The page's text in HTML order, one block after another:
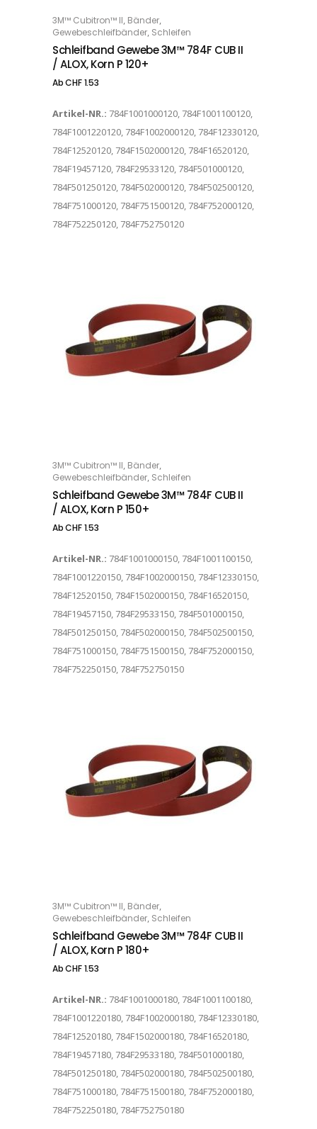
OPTIONS
3M™ Cubitron™ II, Bänder,
Gewebeschleifbänder, Schleifen
Schleifband Gewebe 3M™ 784F CUB II
/ ALOX, Korn P 120+
AbCHF1.53
Artikel-NR.: 784F1001000120, 784F1001100120,
784F1001220120, 784F1002000120, 784F12330120,
784F12520120, 784F1502000120, 784F16520120,
784F19457120, 784F29533120, 784F501000120,
784F501250120, 784F502000120, 784F502500120,
784F751000120, 784F751500120, 784F752000120,
784F752250120, 784F752750120
OPTIONS
3M™ Cubitron™ II, Bänder,
Gewebeschleifbänder, Schleifen
Schleifband Gewebe 3M™ 784F CUB II
/ ALOX, Korn P 150+
AbCHF1.53
Artikel-NR.: 784F1001000150, 784F1001100150,
784F1001220150, 784F1002000150, 784F12330150,
784F12520150, 784F1502000150, 784F16520150,
784F19457150, 784F29533150, 784F501000150,
784F501250150, 784F502000150, 784F502500150,
784F751000150, 784F751500150, 784F752000150,
784F752250150, 784F752750150
OPTIONS
3M™ Cubitron™ II, Bänder,
Gewebeschleifbänder, Schleifen
Schleifband Gewebe 3M™ 784F CUB II
/ ALOX, Korn P 180+
AbCHF1.53
Artikel-NR.: 784F1001000180, 784F1001100180,
784F1001220180, 784F1002000180, 784F12330180,
784F12520180, 784F1502000180, 784F16520180,
784F19457180, 784F29533180, 784F501000180,
784F501250180, 784F502000180, 784F502500180,
784F751000180, 784F751500180, 784F752000180,
784F752250180, 784F752750180